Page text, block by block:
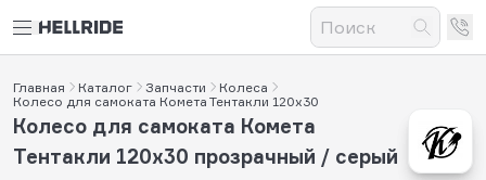
Главная Каталог Запчасти
Колеса
Колесо для самоката Комета Тентакли 120x30
Колесо для самоката Комета
Тентакли 120x30 прозрачный / серый